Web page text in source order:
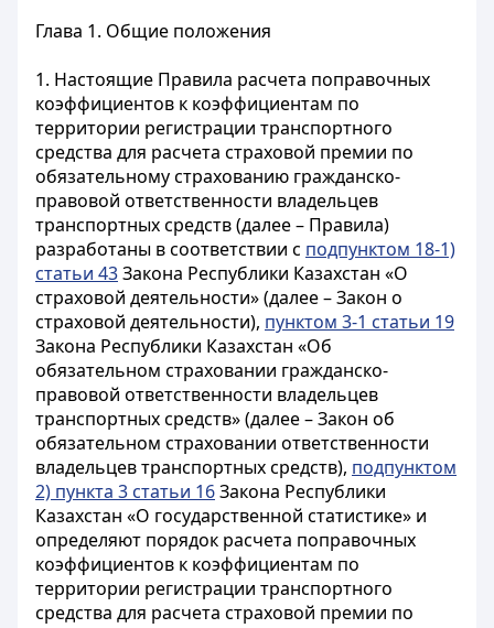
Глава 1. Общие положения
1. Настоящие Правила расчета поправочных
коэффициентов к коэффициентам по
территории регистрации транспортного
средства для расчета страховой премии по
обязательному страхованию гражданско-
правовой ответственности владельцев
транспортных средств (далее – Правила)
разработаны в соответствии с подпунктом 18-1)
статьи 43Закона Республики Казахстан «О
страховой деятельности» (далее – Закон о
страховой деятельности), пунктом 3-1 статьи 19
Закона Республики Казахстан «Об
обязательном страховании гражданско-
правовой ответственности владельцев
транспортных средств» (далее – Закон об
обязательном страховании ответственности
владельцев транспортных средств), подпунктом
2) пункта 3 статьи 16Закона Республики
Казахстан «О государственной статистике» и
определяют порядок расчета поправочных
коэффициентов к коэффициентам по
территории регистрации транспортного
средства для расчета страховой премии по